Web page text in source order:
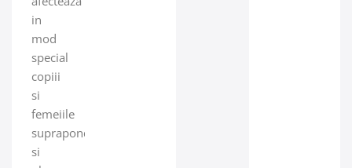
in
mod
special
copiii
si
femeiile
supraponderale
si